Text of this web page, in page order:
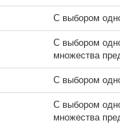
С выбором
С выбором
множества
С выбором
С выбором
множества